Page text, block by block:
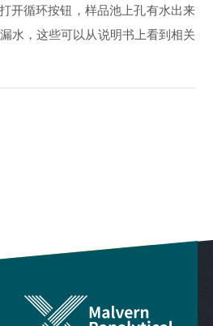
开循环按钮，样品池上孔有水出来
水，这些可以从说明书上看到相关